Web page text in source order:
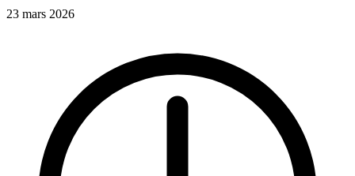
23 mars 2026